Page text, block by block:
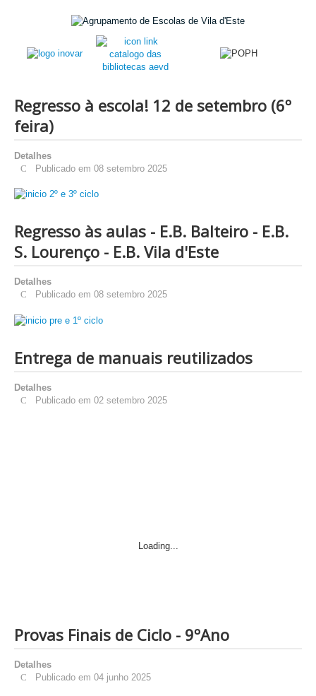
Regresso à escola! 12 de setembro (6º
feira)
Detalhes
Publicado em 08 setembro 2025
Regresso às aulas - E.B. Balteiro - E.B.
S. Lourenço - E.B. Vila d'Este
Detalhes
Publicado em 08 setembro 2025
Entrega de manuais reutilizados
Detalhes
Publicado em 02 setembro 2025
Loading...
Provas Finais de Ciclo - 9ºAno
Detalhes
Publicado em 04 junho 2025